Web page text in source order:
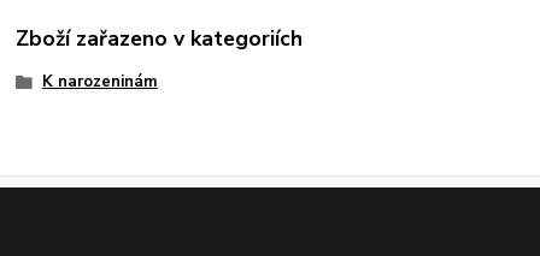
Zboží zařazeno v kategoriích
K narozeninám